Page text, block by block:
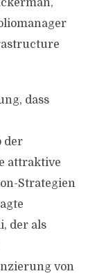
dass
der
attraktive
Strategien
der als
von